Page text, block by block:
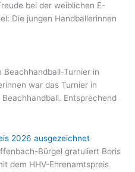
bei der weiblichen E-
Die jungen Handballerinnen
Beachhandball-Turnier in
war das Turnier in
Entsprechend
2026 ausgezeichnet
Bürgel gratuliert Boris
dem HHV-Ehrenamtspreis